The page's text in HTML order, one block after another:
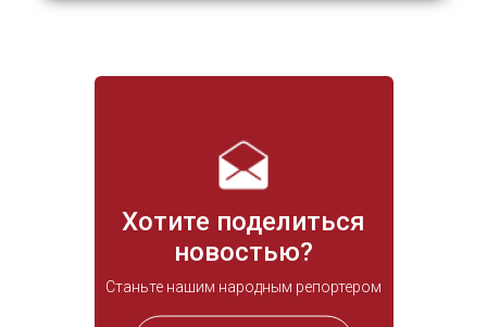
Хотите поделиться
новостью?
Станьте нашим народным репортером